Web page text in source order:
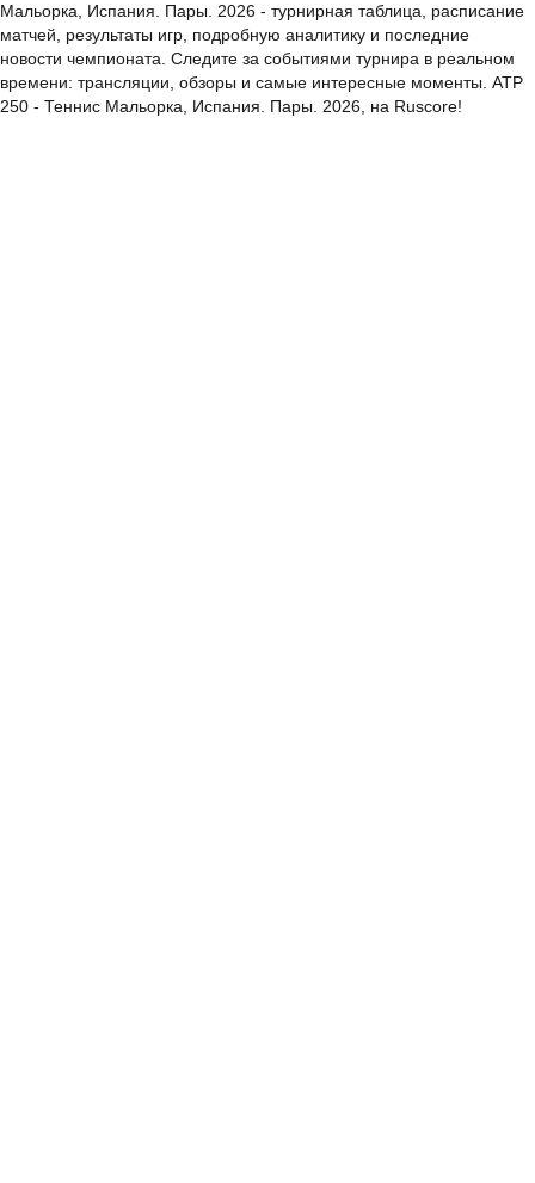
Мальорка, Испания. Пары. 2026 - турнирная таблица, расписание
матчей, результаты игр, подробную аналитику и последние
новости чемпионата. Следите за событиями турнира в реальном
времени: трансляции, обзоры и самые интересные моменты. ATP
250 - Теннис Мальорка, Испания. Пары. 2026, на Ruscore!